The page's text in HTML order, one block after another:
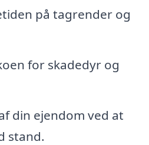
på tagrender og
for skadedyr og
din ejendom ved at
stand.